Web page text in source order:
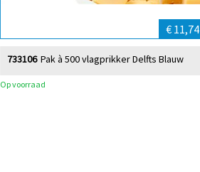
€ 11,74
Pak à 500 vlagprikker Delfts Blauw
733106
Op voorraad